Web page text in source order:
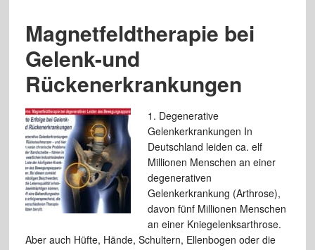
Magnetfeldtherapie bei
Gelenk-und
Rückenerkrankungen
1. Degenerative
Gelenkerkrankungen In
Deutschland leiden ca. elf
Millionen Menschen an einer
degenerativen
Gelenkerkrankung (Arthrose),
davon fünf Millionen Menschen
an einer Kniegelenksarthrose.
Aber auch Hüfte, Hände, Schultern, Ellenbogen oder die